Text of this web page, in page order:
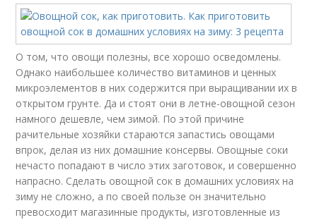
О том, что овощи полезны, все хорошо осведомлены.
Однако наибольшее количество витаминов и ценных
микроэлементов в них содержится при выращивании их в
открытом грунте. Да и стоят они в летне-овощной сезон
намного дешевле, чем зимой. По этой причине
рачительные хозяйки стараются запастись овощами
впрок, делая из них домашние консервы. Овощные соки
нечасто попадают в число этих заготовок, и совершенно
напрасно. Сделать овощной сок в домашних условиях на
зиму не сложно, а по своей пользе он значительно
превосходит магазинные продукты, изготовленные из